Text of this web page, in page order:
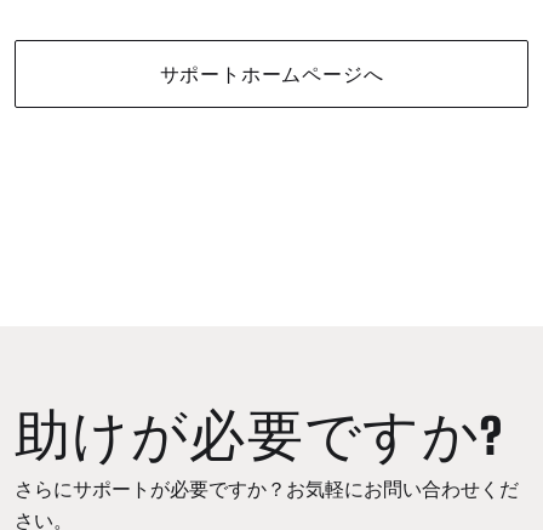
サポートホームページへ
助けが必要ですか?
さらにサポートが必要ですか？お気軽にお問い合わせくだ
さい。